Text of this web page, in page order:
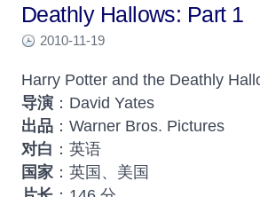
Deathly Hallows: Part 1
2010-11-19
Harry Potter and the Deathly
导演 ：David Yates
出品 ：Warner Bros. Pictures
对白 ：英语
国家 ：英国、美国